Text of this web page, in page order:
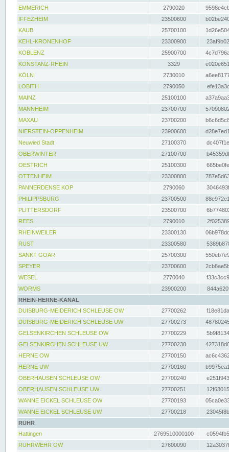
EMMERICH
2790020
IFFEZHEIM
23500600
KAUB
25700100
KEHL-KRONENHOF
23300900
KOBLENZ
25900700
KONSTANZ-RHEIN
3329
KÖLN
2730010
LOBITH
2790050
MAINZ
25100100
MANNHEIM
23700700
MAXAU
23700200
NIERSTEIN-OPPENHEIM
23900600
Neuwied Stadt
27100370
OBERWINTER
27100700
OESTRICH
25100300
OTTENHEIM
23300800
PANNERDENSE KOP
2790060
PHILIPPSBURG
23700500
PLITTERSDORF
23500700
REES
2790010
RHEINWEILER
23300130
RUST
23300580
SANKT GOAR
25700300
SPEYER
23700600
WESEL
2770040
WORMS
23900200
RHEIN-HERNE-KANAL
DUISBURG-MEIDERICH SCHLEUSE OW
27700262
DUISBURG-MEIDERICH SCHLEUSE UW
27700273
GELSENKIRCHEN SCHLEUSE OW
27700229
GELSENKIRCHEN SCHLEUSE UW
27700230
HERNE OW
27700150
HERNE UW
27700160
OBERHAUSEN SCHLEUSE OW
27700240
OBERHAUSEN SCHLEUSE UW
27700251
WANNE EICKEL SCHLEUSE OW
27700193
WANNE EICKEL SCHLEUSE UW
27700218
RUHR
Hattingen
2769510000100
RUHRWEHR OW
27600090